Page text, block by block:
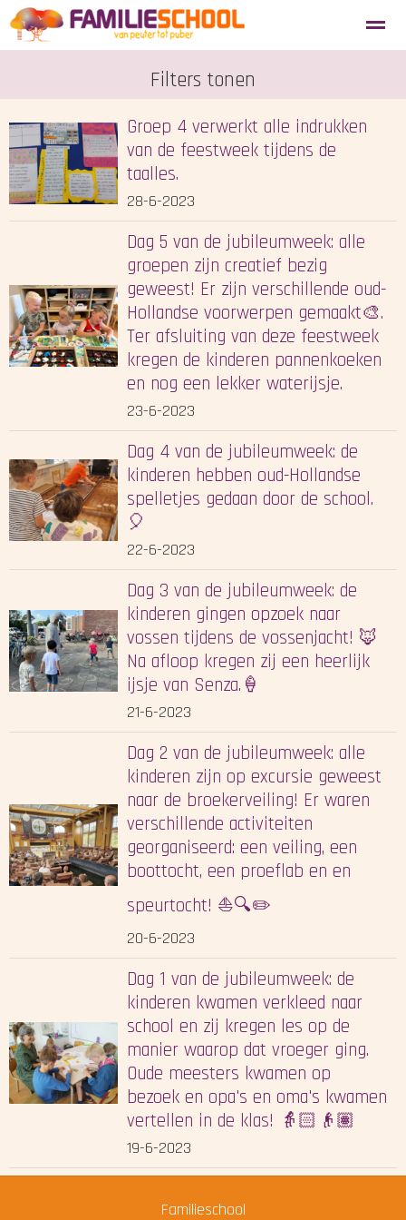
Aanmelden nieuwe leerlingen Blosse
Home Agenda Locatie Zoeken
Filters tonen
Groep 4 verwerkt alle indrukken
van de feestweek tijdens de
taalles.
28-6-2023
Dag 5 van de jubileumweek: alle
groepen zijn creatief bezig
geweest! Er zijn verschillende oud-
Hollandse voorwerpen gemaakt🎨.
Ter afsluiting van deze feestweek
kregen de kinderen pannenkoeken
en nog een lekker waterijsje.
23-6-2023
Dag 4 van de jubileumweek: de
kinderen hebben oud-Hollandse
spelletjes gedaan door de school.
🎈
22-6-2023
Dag 3 van de jubileumweek: de
kinderen gingen opzoek naar
vossen tijdens de vossenjacht! 🦊
Na afloop kregen zij een heerlijk
ijsje van Senza.🍦
21-6-2023
Dag 2 van de jubileumweek: alle
kinderen zijn op excursie geweest
naar de broekerveiling! Er waren
verschillende activiteiten
georganiseerd: een veiling, een
boottocht, een proeflab en en
speurtocht! ⛵🔍✏️
20-6-2023
Dag 1 van de jubileumweek: de
kinderen kwamen verkleed naar
school en zij kregen les op de
manier waarop dat vroeger ging.
Oude meesters kwamen op
bezoek en opa's en oma's kwamen
vertellen in de klas! 👵🏻👴🏽
19-6-2023
Familieschool